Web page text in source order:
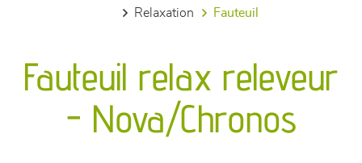
séjours
meubles de complément
relaxation
fauteuil
Fauteuil relax releveur
- Nova/Chronos